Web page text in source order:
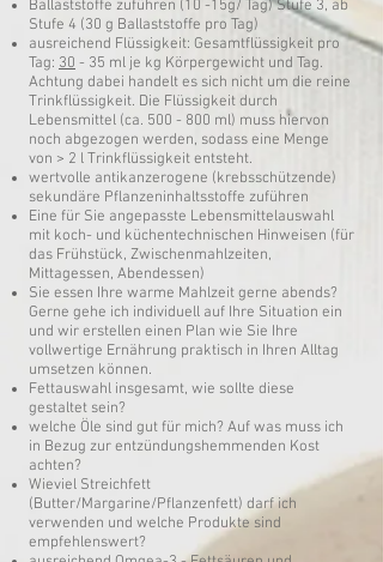
Ballaststoffe zuführen (10 -15g/ Tag) Stufe 3, ab
Stufe 4 (30 g Ballaststoffe pro Tag)
ausreichend Flüssigkeit: Gesamtflüssigkeit pro
Tag: 30- 35 ml je kg Körpergewicht und Tag.
Achtung dabei handelt es sich nicht um die reine
Trinkflüssigkeit. Die Flüssigkeit durch
Lebensmittel (ca. 500 - 800 ml) muss hiervon
noch abgezogen werden, sodass eine Menge
von > 2 l Trinkflüssigkeit entsteht.
wertvolle antikanzerogene (krebsschützende)
sekundäre Pflanzeninhaltsstoffe zuführen
Eine für Sie angepasste Lebensmittelauswahl
mit koch- und küchentechnischen Hinweisen (für
das Frühstück, Zwischenmahlzeiten,
Mittagessen, Abendessen)
Sie essen Ihre warme Mahlzeit gerne abends?
Gerne gehe ich individuell auf Ihre Situation ein
und wir erstellen einen Plan wie Sie Ihre
vollwertige Ernährung praktisch in Ihren Alltag
umsetzen können.
Fettauswahl insgesamt, wie sollte diese
gestaltet sein?
welche Öle sind gut für mich? Auf was muss ich
in Bezug zur entzündungshemmenden Kost
achten?
Wieviel Streichfett
(Butter/Margarine/Pflanzenfett) darf ich
verwenden und welche Produkte sind
empfehlenswert?